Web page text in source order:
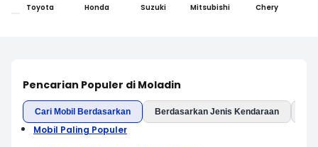
Toyota Honda Suzuki Mitsubishi Chery
Pencarian Populer di Moladin
Cari Mobil Berdasarkan Berdasarkan Jenis Kendaraan
Mobil Paling Populer